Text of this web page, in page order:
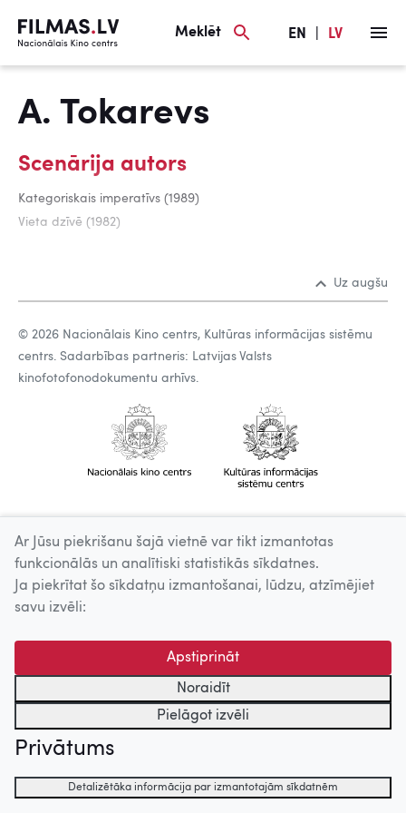
Meklēt EN LV
A. Tokarevs
Scenārija autors
Kategoriskais imperatīvs (1989)
Vieta dzīvē (1982)
Uz augšu
© 2026 Nacionālais Kino centrs, Kultūras informācijas sistēmu
centrs. Sadarbības partneris: Latvijas Valsts
kinofotofonodokumentu arhīvs.
Ar Jūsu piekrišanu šajā vietnē var tikt izmantotas
funkcionālās un analītiski statistikās sīkdatnes.
Ja piekrītat šo sīkdatņu izmantošanai, lūdzu, atzīmējiet
savu izvēli:
Apstiprināt
Noraidīt
Pielāgot izvēli
Privātums
Detalizētāka informācija par izmantotajām sīkdatnēm